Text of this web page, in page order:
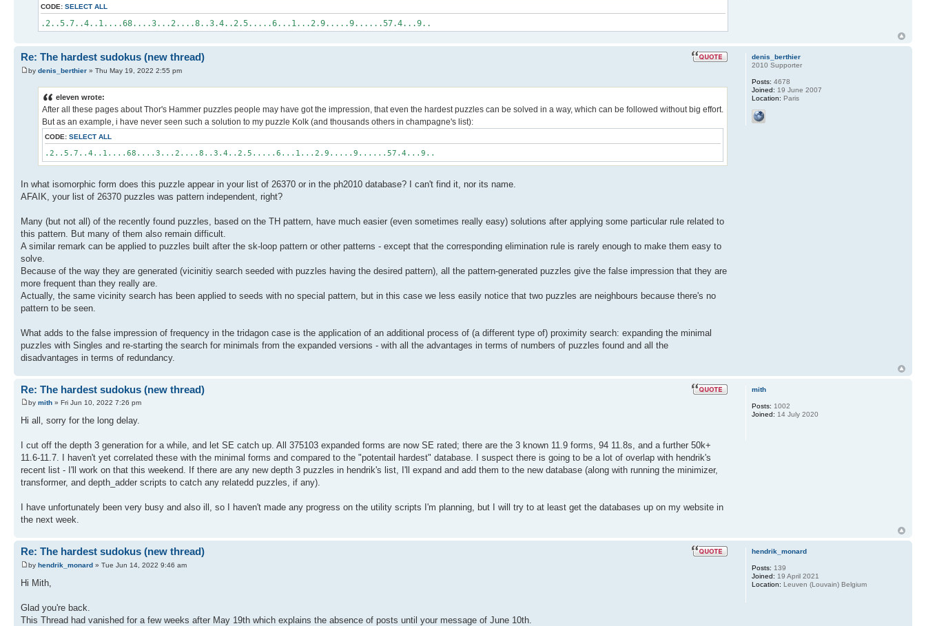
CODE: SELECT ALL
.2..5.7..4..1....68....3...2....8..3.4..2.5.....6...1...2.9.....9......57.4...9..
Re: The hardest sudokus (new thread)
by denis_berthier » Thu May 19, 2022 2:55 pm
eleven wrote:
After all these pages about Thor's Hammer puzzles people may have got the impression, that even the hardest puzzles can be solved in a way, which can be followed without big effort.
But as an example, i have never seen such a solution to my puzzle Kolk (and thousands others in champagne's list):
CODE: SELECT ALL
.2..5.7..4..1....68....3...2....8..3.4..2.5.....6...1...2.9.....9......57.4...9..
In what isomorphic form does this puzzle appear in your list of 26370 or in the ph2010 database? I can't find it, nor its name.
AFAIK, your list of 26370 puzzles was pattern independent, right?
Many (but not all) of the recently found puzzles, based on the TH pattern, have much easier (even sometimes really easy) solutions after applying some particular rule related to
this pattern. But many of them also remain difficult.
A similar remark can be applied to puzzles built after the sk-loop pattern or other patterns - except that the corresponding elimination rule is rarely enough to make them easy to
solve.
Because of the way they are generated (vicinitiy search seeded with puzzles having the desired pattern), all the pattern-generated puzzles give the false impression that they are
more frequent than they really are.
Actually, the same vicinity search has been applied to seeds with no special pattern, but in this case we less easily notice that two puzzles are neighbours because there's no
pattern to be seen.
What adds to the false impression of frequency in the tridagon case is the application of an additional process of (a different type of) proximity search: expanding the minimal
puzzles with Singles and re-starting the search for minimals from the expanded versions - with all the advantages in terms of numbers of puzzles found and all the
disadvantages in terms of redundancy.
denis_berthier
2010 Supporter
Posts: 4678
Joined: 19 June 2007
Location: Paris
Re: The hardest sudokus (new thread)
by mith » Fri Jun 10, 2022 7:26 pm
Hi all, sorry for the long delay.
I cut off the depth 3 generation for a while, and let SE catch up. All 375103 expanded forms are now SE rated; there are the 3 known 11.9 forms, 94 11.8s, and a further 50k+
11.6-11.7. I haven't yet correlated these with the minimal forms and compared to the "potentail hardest" database. I suspect there is going to be a lot of overlap with hendrik's
recent list - I'll work on that this weekend. If there are any new depth 3 puzzles in hendrik's list, I'll expand and add them to the new database (along with running the minimizer,
transformer, and depth_adder scripts to catch any relatedd puzzles, if any).
I have unfortunately been very busy and also ill, so I haven't made any progress on the utility scripts I'm planning, but I will try to at least get the databases up on my website in
the next week.
mith
Posts: 1002
Joined: 14 July 2020
Re: The hardest sudokus (new thread)
by hendrik_monard » Tue Jun 14, 2022 9:46 am
Hi Mith,
Glad you're back.
This Thread had vanished for a few weeks after May 19th which explains the absence of posts until your message of June 10th.
hendrik_monard
Posts: 139
Joined: 19 April 2021
Location: Leuven (Louvain) Belgium